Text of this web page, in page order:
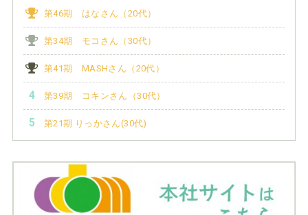
第46期 はなさん（20代）
第34期 モコさん（30代）
第41期 MASHさん（20代）
第39期 コキンさん（30代）
第21期 りっかさん(30代)